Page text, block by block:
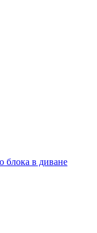
блока в диване